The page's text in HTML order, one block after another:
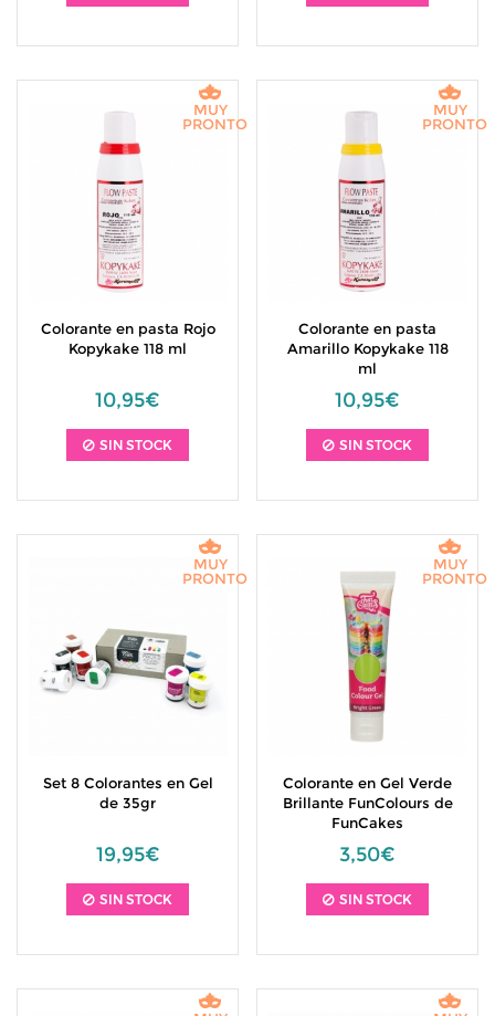
Colorante en pasta Rojo
Kopykake 118 ml
10,95€
SIN STOCK
MUY
PRONTO
Colorante en pasta
Amarillo Kopykake 118
ml
10,95€
SIN STOCK
MUY
PRONTO
Set 8 Colorantes en Gel
de 35gr
19,95€
SIN STOCK
MUY
PRONTO
Colorante en Gel Verde
Brillante FunColours de
FunCakes
3,50€
SIN STOCK
MUY
PRONTO